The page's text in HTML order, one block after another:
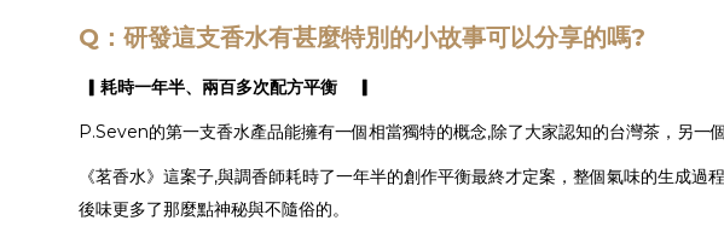
Q：研發這支香水有甚麼特別的小故事可以分享的嗎?
▎耗時一年半、兩百多次配方平衡 ▎
P.Seven的第一支香水產品能擁有一個相當獨特的概念,除了大家認知的台灣茶，另一個
《茗香水》這案子,與調香師耗時了一年半的創作平衡最終才定案，整個氣味的生成
後味更多了那麼點神秘與不隨俗的。